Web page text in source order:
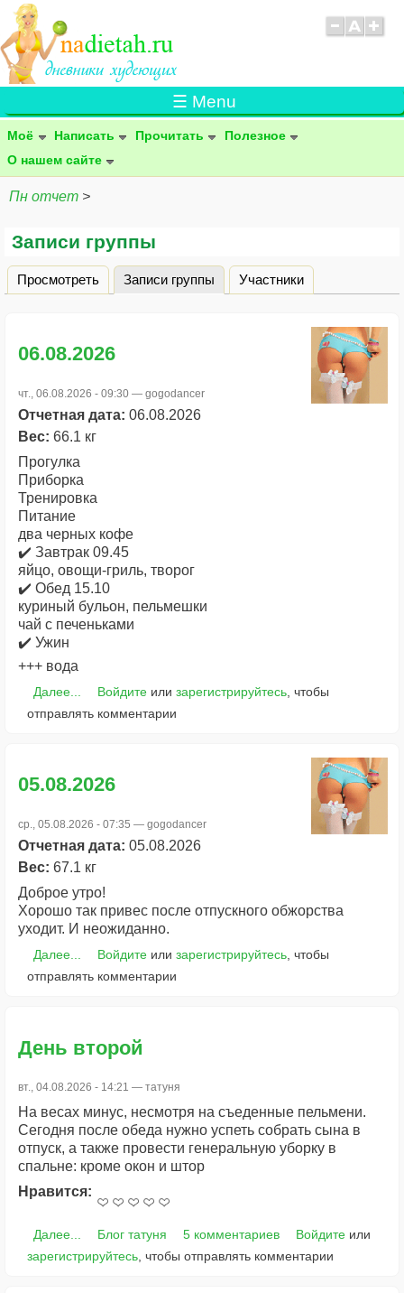
☰ Menu
Моё Написать Прочитать
Полезное
О нашем сайте
Пн отчет >
Записи группы
Главные вкладки
Просмотреть Записи группы (активная вкладка)
Участники
06.08.2026
чт., 06.08.2026 - 09:30 — gogodancer
Отчетная дата: 06.08.2026
Вес: 66.1 кг
Прогулка
Приборка
Тренировка
Питание
два черных кофе
✔️ Завтрак 09.45
яйцо, овощи-гриль, творог
✔️ Обед 15.10
куриный бульон, пельмешки
чай с печеньками
✔️ Ужин
+++ вода
Далее... Войдитеили зарегистрируйтесь, чтобы
отправлять комментарии
05.08.2026
ср., 05.08.2026 - 07:35 — gogodancer
Отчетная дата: 05.08.2026
Вес: 67.1 кг
Доброе утро!
Хорошо так привес после отпускного обжорства
уходит. И неожиданно.
Далее... Войдитеили зарегистрируйтесь, чтобы
отправлять комментарии
День второй
вт., 04.08.2026 - 14:21 — татуня
На весах минус, несмотря на съеденные пельмени.
Сегодня после обеда нужно успеть собрать сына в
отпуск, а также провести генеральную уборку в
спальне: кроме окон и штор
Нравится:
Далее... Блог татуня 5 комментариев Войдитеили
зарегистрируйтесь , чтобы отправлять комментарии